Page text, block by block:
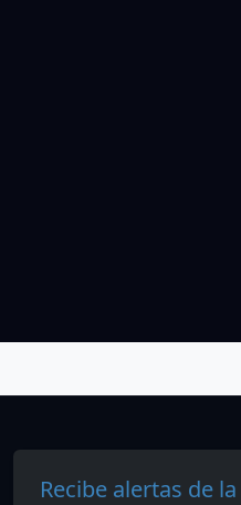
Recibe alertas de